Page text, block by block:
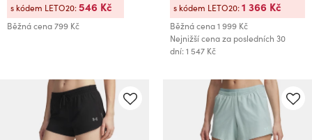
Běžná cena799 Kč
s kódem LETO20:546 Kč
Běžná cena1 999 Kč
Nejnižší cena za posledních 30
dní: 1 547 Kč
s kódem LETO20:1 366 Kč